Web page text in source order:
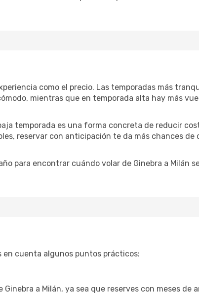
como el precio. Las temporadas más
mientras que en temporada alta hay más
temporada es una forma concreta de reducir
reservar con anticipación te da más chances de
para encontrar cuándo volar de Ginebra a Milán
en cuenta algunos puntos prácticos:
a Milán, ya sea que reserves con meses de